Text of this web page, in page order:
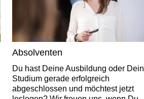
Absolventen
Du hast Deine Ausbildung oder Dein
Studium gerade erfolgreich
abgeschlossen und möchtest jetzt